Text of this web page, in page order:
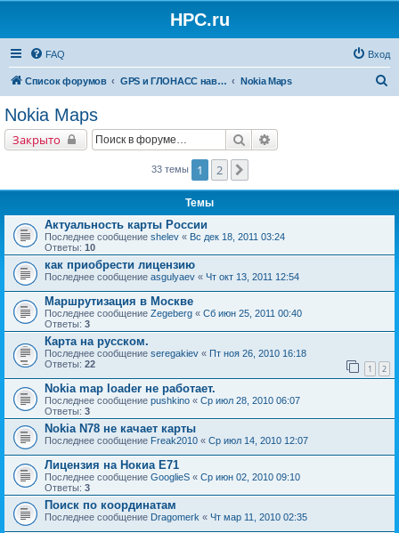
HPC.ru
FAQ Вход
Список форумов GPS и ГЛОНАСС навигация и оборудование для навигации Nokia Maps
Nokia Maps
Закрыто Поиск
33 темы 1 2
Темы
Актуальность карты России
Последнее сообщение shelev « Вс дек 18, 2011 03:24
Ответы: 10
как приобрести лицензию
Последнее сообщение asgulyaev « Чт окт 13, 2011 12:54
Маршрутизация в Москве
Последнее сообщение Zegeberg « Сб июн 25, 2011 00:40
Ответы: 3
Карта на русском.
Последнее сообщение seregakiev « Пт ноя 26, 2010 16:18
Ответы: 22 1 2
Nokia map loader не работает.
Последнее сообщение pushkino « Ср июл 28, 2010 06:07
Ответы: 3
Nokia N78 не качает карты
Последнее сообщение Freak2010 « Ср июл 14, 2010 12:07
Лицензия на Нокиа Е71
Последнее сообщение GooglieS « Ср июн 02, 2010 09:10
Ответы: 3
Поиск по координатам
Последнее сообщение Dragomerk « Чт мар 11, 2010 02:35